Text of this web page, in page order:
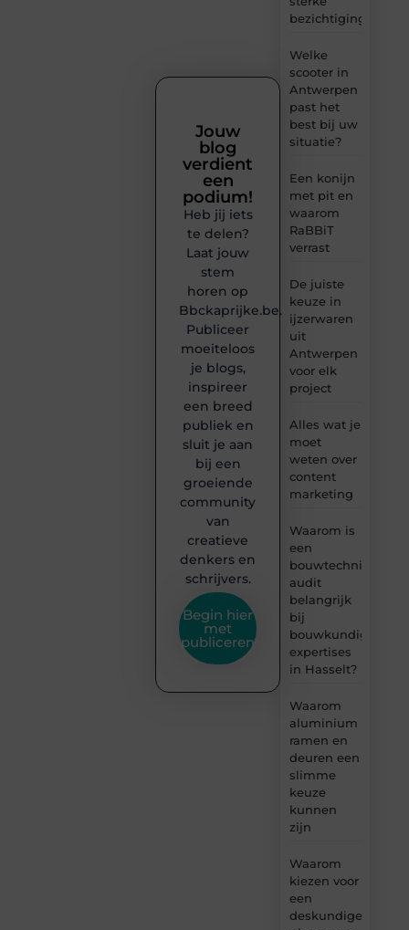
bezichtigingen
Welke
scooter in
Antwerpen
past het
best bij uw
situatie?
Een konijn
met pit en
waarom
RaBBiT
verrast
De juiste
keuze in
ijzerwaren
uit
Antwerpen
voor elk
project
Alles wat je
moet
weten over
content
marketing
Waarom is
een
bouwtechnische
audit
belangrijk
bij
bouwkundige
expertises
in Hasselt?
Waarom
aluminium
ramen en
deuren een
slimme
keuze
kunnen
zijn
Waarom
kiezen voor
een
deskundige
Jouw
blog
verdient
een
podium!
Heb jij iets
te delen?
Laat jouw
stem
horen op
Bbckaprijke.be.
Publiceer
moeiteloos
je blogs,
inspireer
een breed
publiek en
sluit je aan
bij een
groeiende
community
van
creatieve
denkers en
schrijvers.
Begin hier
met
publiceren